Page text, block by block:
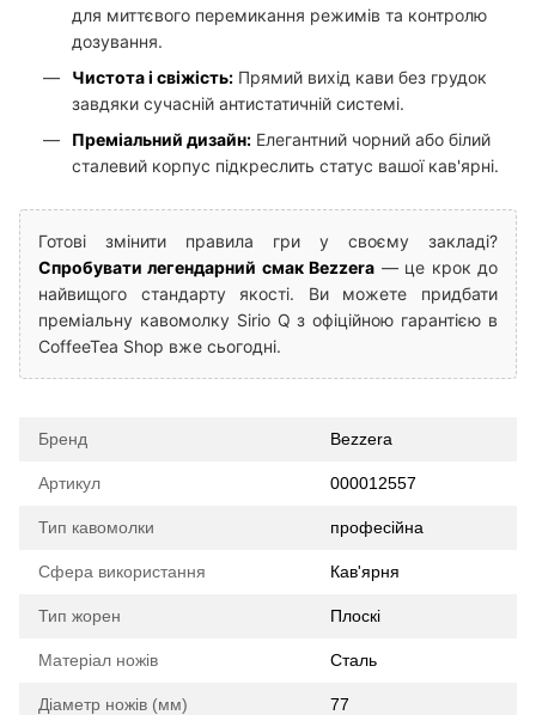
для миттєвого перемикання режимів та контролю
дозування.
Чистота і свіжість: Прямий вихід кави без грудок
завдяки сучасній антистатичній системі.
Преміальний дизайн: Елегантний чорний або білий
сталевий корпус підкреслить статус вашої кав'ярні.
Готові змінити правила гри у своєму закладі?
Спробувати легендарний смак Bezzera — це крок до
найвищого стандарту якості. Ви можете придбати
преміальну кавомолку Sirio Q з офіційною гарантією в
CoffeeTea Shop вже сьогодні.
Бренд Bezzera
Артикул 000012557
Тип кавомолки професійна
Сфера використання Кав'ярня
Тип жорен Плоскі
Матеріал ножів Сталь
Діаметр ножів (мм) 77